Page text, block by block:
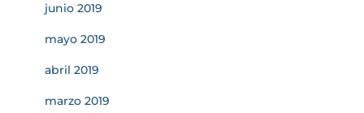
junio 2019
mayo 2019
abril 2019
marzo 2019